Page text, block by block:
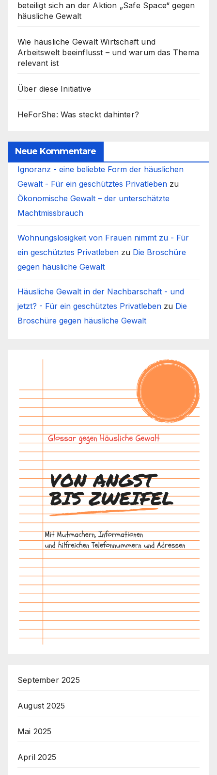
beteiligt sich an der Aktion „Safe Space“ gegen
häusliche Gewalt
Wie häusliche Gewalt Wirtschaft und
Arbeitswelt beeinflusst – und warum das Thema
relevant ist
Über diese Initiative
HeForShe: Was steckt dahinter?
Neue Kommentare
Ignoranz - eine beliebte Form der häuslichen
Gewalt - Für ein geschütztes Privatleben zu
Ökonomische Gewalt – der unterschätzte
Machtmissbrauch
Wohnungslosigkeit von Frauen nimmt zu - Für
ein geschütztes Privatleben zu Die Broschüre
gegen häusliche Gewalt
Häusliche Gewalt in der Nachbarschaft - und
jetzt? - Für ein geschütztes Privatleben zu Die
Broschüre gegen häusliche Gewalt
September 2025
August 2025
Mai 2025
April 2025